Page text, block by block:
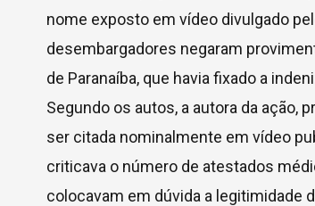
nome exposto em vídeo divulgado
desembargadores negaram
de Paranaíba, que havia fixado a
Segundo os autos, a autora da
ser citada nominalmente em vídeo
criticava o número de atestados
colocavam em dúvida a legitimidade